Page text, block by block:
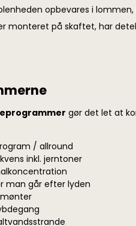
opbevares i
monteret på skaftet, har
gør det let at
/ allround
inkl. jerntoner
man går efter lyden
mønter